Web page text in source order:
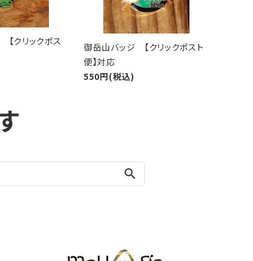
クリックポス
御岳山バッジ 【クリックポスト
便】対応
550円(税込)
search